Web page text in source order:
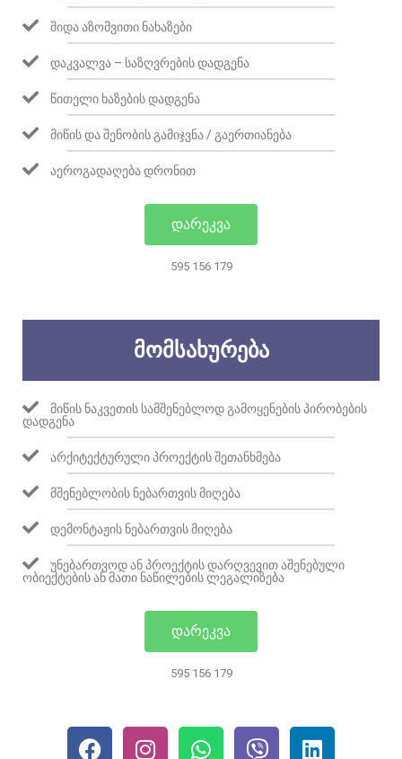
ᲨᲘᲓᲐ ᲐᲖᲝᲛᲕᲘᲗᲘ ᲜᲐᲮᲐᲖᲔᲑᲘ
ᲓᲐᲙᲕᲐᲚᲕᲐ – ᲡᲐᲖᲦᲕᲠᲔᲑᲘᲡ ᲓᲐᲓᲒᲔᲜᲐ
ᲬᲘᲗᲔᲚᲘ ᲮᲐᲖᲔᲑᲘᲡ ᲓᲐᲓᲒᲔᲜᲐ
ᲛᲘᲬᲘᲡ ᲓᲐ ᲨᲔᲜᲝᲑᲘᲡ ᲒᲐᲛᲘᲯᲕᲜᲐ / ᲒᲐᲔᲠᲗᲘᲐᲜᲔᲑᲐ
ᲐᲔᲠᲝᲒᲐᲓᲐᲦᲔᲑᲐ ᲓᲠᲝᲜᲘᲗ
ᲓᲐᲠᲔᲙᲕᲐ
595 156 179
ᲛᲝᲛᲡᲐᲮᲣᲠᲔᲑᲐ
ᲛᲘᲬᲘᲡ ᲜᲐᲙᲕᲔᲗᲘᲡ ᲡᲐᲛᲨᲔᲜᲔᲑᲚᲝᲓ ᲒᲐᲛᲝᲧᲔᲜᲔᲑᲘᲡ ᲞᲘᲠᲝᲑᲔᲑᲘᲡ
ᲓᲐᲓᲒᲔᲜᲐ
ᲐᲠᲥᲘᲢᲔᲥᲢᲣᲠᲣᲚᲘ ᲞᲠᲝᲔᲥᲢᲘᲡ ᲨᲔᲗᲐᲜᲮᲛᲔᲑᲐ
ᲛᲨᲔᲜᲔᲑᲚᲝᲑᲘᲡ ᲜᲔᲑᲐᲠᲗᲕᲘᲡ ᲛᲘᲦᲔᲑᲐ
ᲓᲔᲛᲝᲜᲢᲐᲟᲘᲡ ᲜᲔᲑᲐᲠᲗᲕᲘᲡ ᲛᲘᲦᲔᲑᲐ
ᲣᲜᲔᲑᲐᲠᲗᲕᲝᲓ ᲐᲜ ᲞᲠᲝᲔᲥᲢᲘᲡ ᲓᲐᲠᲦᲕᲔᲕᲘᲗ ᲐᲨᲔᲜᲔᲑᲣᲚᲘ
ᲝᲑᲘᲔᲥᲢᲔᲑᲘᲡ ᲐᲜ ᲛᲐᲗᲘ ᲜᲐᲬᲘᲚᲔᲑᲘᲡ ᲚᲔᲒᲐᲚᲘᲖᲔᲑᲐ
ᲓᲐᲠᲔᲙᲕᲐ
595 156 179